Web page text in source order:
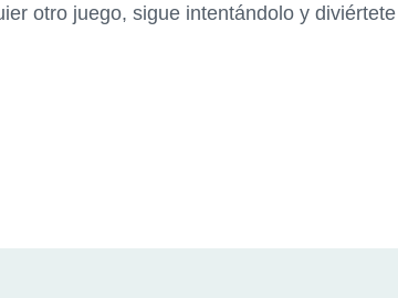
otro juego, sigue intentándolo y